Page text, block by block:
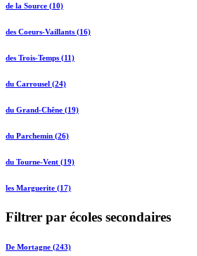
de la Source (10)
des Coeurs-Vaillants (16)
des Trois-Temps (11)
du Carrousel (24)
du Grand-Chêne (19)
du Parchemin (26)
du Tourne-Vent (19)
les Marguerite (17)
Filtrer par écoles secondaires
De Mortagne (243)